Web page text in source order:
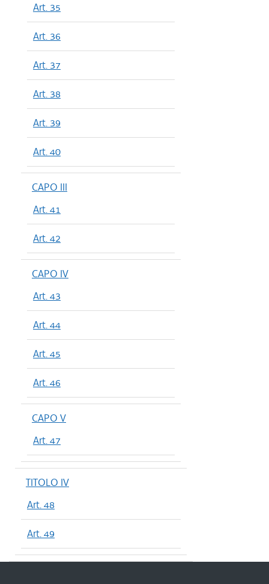
Art. 35
Art. 36
Art. 37
Art. 38
Art. 39
Art. 40
CAPO III
Art. 41
Art. 42
CAPO IV
Art. 43
Art. 44
Art. 45
Art. 46
CAPO V
Art. 47
TITOLO IV
Art. 48
Art. 49